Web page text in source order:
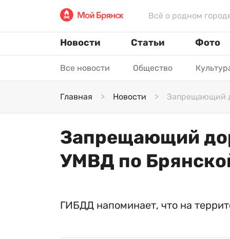
Всё о родном
Новости Статьи Фото
Все новости Общество
Главная Новости Запрещающий
Запрещающий
УМВД по
ГИБДД напоминает, что на